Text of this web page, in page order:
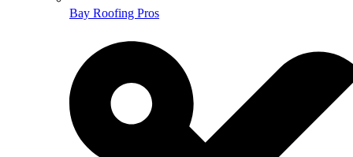
Bay Roofing Pros